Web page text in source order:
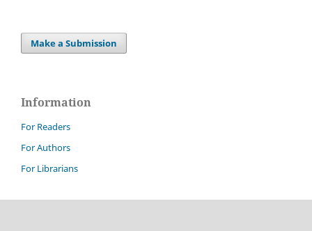
Make a Submission
Information
For Readers
For Authors
For Librarians